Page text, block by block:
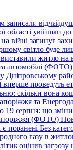
записали
області
загинув
світло буде
виставили житло
автомобілі (ФОТО)
у Дніпровському
вперше проведуть
скільки вона
та
19 серпня: що
(ФОТО)
поранені Без
газу в
оцінив